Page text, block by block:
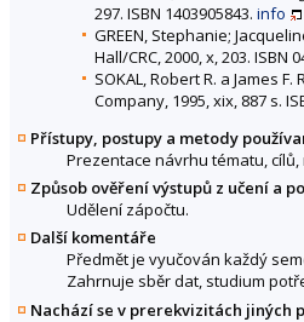
297. ISBN 1403905843. info
GREEN, Stephanie;
Hall/CRC, 2000, x, 203. ISBN
SOKAL, Robert R. a James F.
Company, 1995, xix, 887 s.
Přístupy, postupy a metody
Prezentace návrhu tématu,
Způsob ověření výstupů z učení a
Udělení zápočtu.
Další komentáře
Předmět je vyučován každý
Zahrnuje sběr dat, studium
Nachází se v prerekvizitách jiných